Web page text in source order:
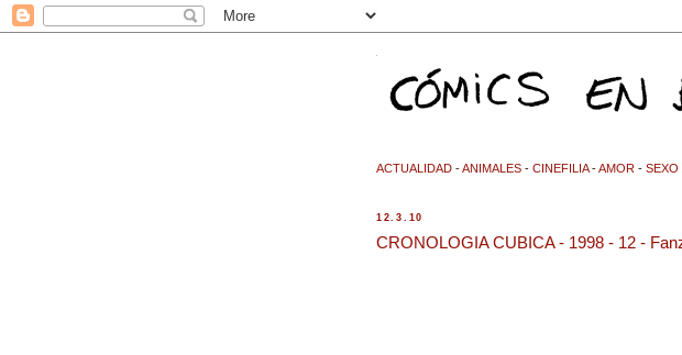
ACTUALIDAD -ANIMALES - CINEFILIA-AMOR - SEXO
12.3.10
CRONOLOGIA CUBICA - 1998 - 12 -